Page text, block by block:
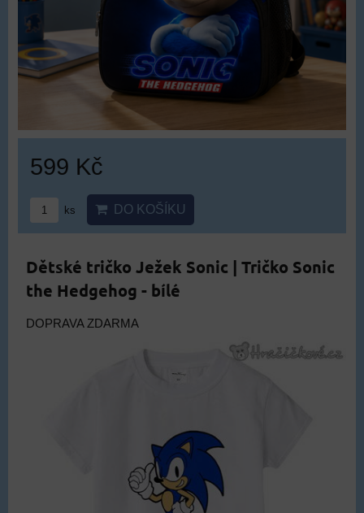
599 Kč
ks DO KOŠÍKU
Dětské tričko Ježek Sonic | Tričko Sonic
the Hedgehog - bílé
DOPRAVA ZDARMA